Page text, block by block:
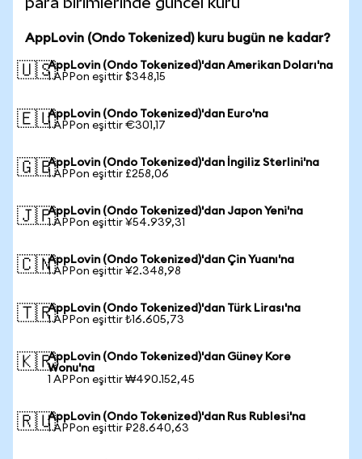
AppLovin (Ondo Tokenized) kuru bugün ne kadar?
🇺🇸AppLovin (Ondo Tokenized)'dan Amerikan Doları'na
1 APPon eşittir $348,15
🇪🇺AppLovin (Ondo Tokenized)'dan Euro'na
1 APPon eşittir €301,17
🇬🇧AppLovin (Ondo Tokenized)'dan İngiliz Sterlini'na
1 APPon eşittir £258,06
🇯🇵AppLovin (Ondo Tokenized)'dan Japon Yeni'na
1 APPon eşittir ¥54.939,31
🇨🇳AppLovin (Ondo Tokenized)'dan Çin Yuanı'na
1 APPon eşittir ¥2.348,98
🇹🇷AppLovin (Ondo Tokenized)'dan Türk Lirası'na
1 APPon eşittir ₺16.605,73
🇰🇷AppLovin (Ondo Tokenized)'dan Güney Kore
Wonu'na
1 APPon eşittir ₩490.152,45
🇷🇺AppLovin (Ondo Tokenized)'dan Rus Rublesi'na
1 APPon eşittir ₽28.640,63